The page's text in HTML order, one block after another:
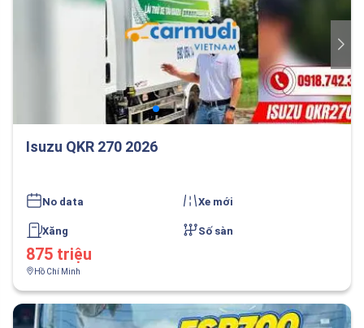
Isuzu QKR 270 2026
No data Xe mới
Xăng Số sàn
875 triệu
Hồ Chí Minh